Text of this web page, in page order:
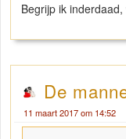
Begrijp ik
De
11 maart 2017 om 14:52